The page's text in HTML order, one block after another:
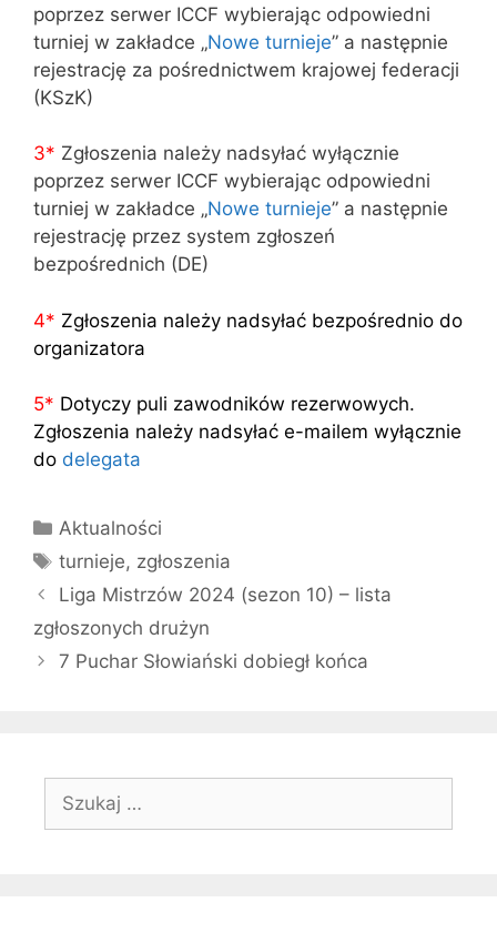
poprzez serwer ICCF wybierając odpowiedni
turniej w zakładce „Nowe turnieje” a następnie
rejestrację za pośrednictwem krajowej federacji
(KSzK)
3* Zgłoszenia należy nadsyłać wyłącznie
poprzez serwer ICCF wybierając odpowiedni
turniej w zakładce „Nowe turnieje” a następnie
rejestrację przez system zgłoszeń
bezpośrednich (DE)
4* Zgłoszenia należy nadsyłać bezpośrednio do
organizatora
5* Dotyczy puli zawodników rezerwowych.
Zgłoszenia należy nadsyłać e-mailem wyłącznie
do delegata
Kategorie
Aktualności
Tagi
turnieje, zgłoszenia
Liga Mistrzów 2024 (sezon 10) – lista
zgłoszonych drużyn
7 Puchar Słowiański dobiegł końca
Szukaj: